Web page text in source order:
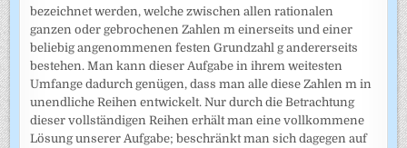
bezeichnet werden, welche zwischen allen rationalen
ganzen oder gebrochenen Zahlen m einerseits und einer
beliebig angenommenen festen Grundzahl g andererseits
bestehen. Man kann dieser Aufgabe in ihrem weitesten
Umfange dadurch genügen, dass man alle diese Zahlen m in
unendliche Reihen entwickelt. Nur durch die Betrachtung
dieser vollständigen Reihen erhält man eine vollkommene
Lösung unserer Aufgabe; beschränkt man sich dagegen auf